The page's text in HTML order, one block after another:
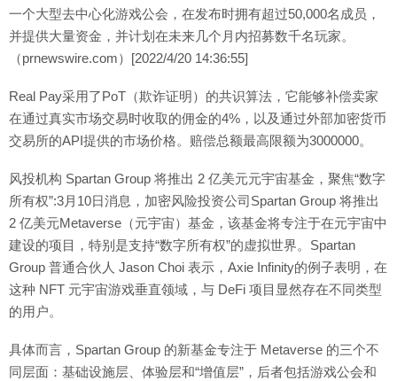
一个大型去中心化游戏公会，在发布时拥有超过50,000名成员，
并提供大量资金，并计划在未来几个月内招募数千名玩家。
（prnewswire.com）[2022/4/20 14:36:55]
Real Pay采用了PoT（欺诈证明）的共识算法，它能够补偿卖家
在通过真实市场交易时收取的佣金的4%，以及通过外部加密货币
交易所的API提供的市场价格。赔偿总额最高限额为3000000。
风投机构 Spartan Group 将推出 2 亿美元元宇宙基金，聚焦“数字
所有权”:3月10日消息，加密风险投资公司Spartan Group 将推出
2 亿美元Metaverse（元宇宙）基金，该基金将专注于在元宇宙中
建设的项目，特别是支持“数字所有权”的虚拟世界。Spartan
Group 普通合伙人 Jason Choi 表示，Axie Infinity的例子表明，在
这种 NFT 元宇宙游戏垂直领域，与 DeFi 项目显然存在不同类型
的用户。
具体而言，Spartan Group 的新基金专注于 Metaverse 的三个不
同层面：基础设施层、体验层和“增值层”，后者包括游戏公会和